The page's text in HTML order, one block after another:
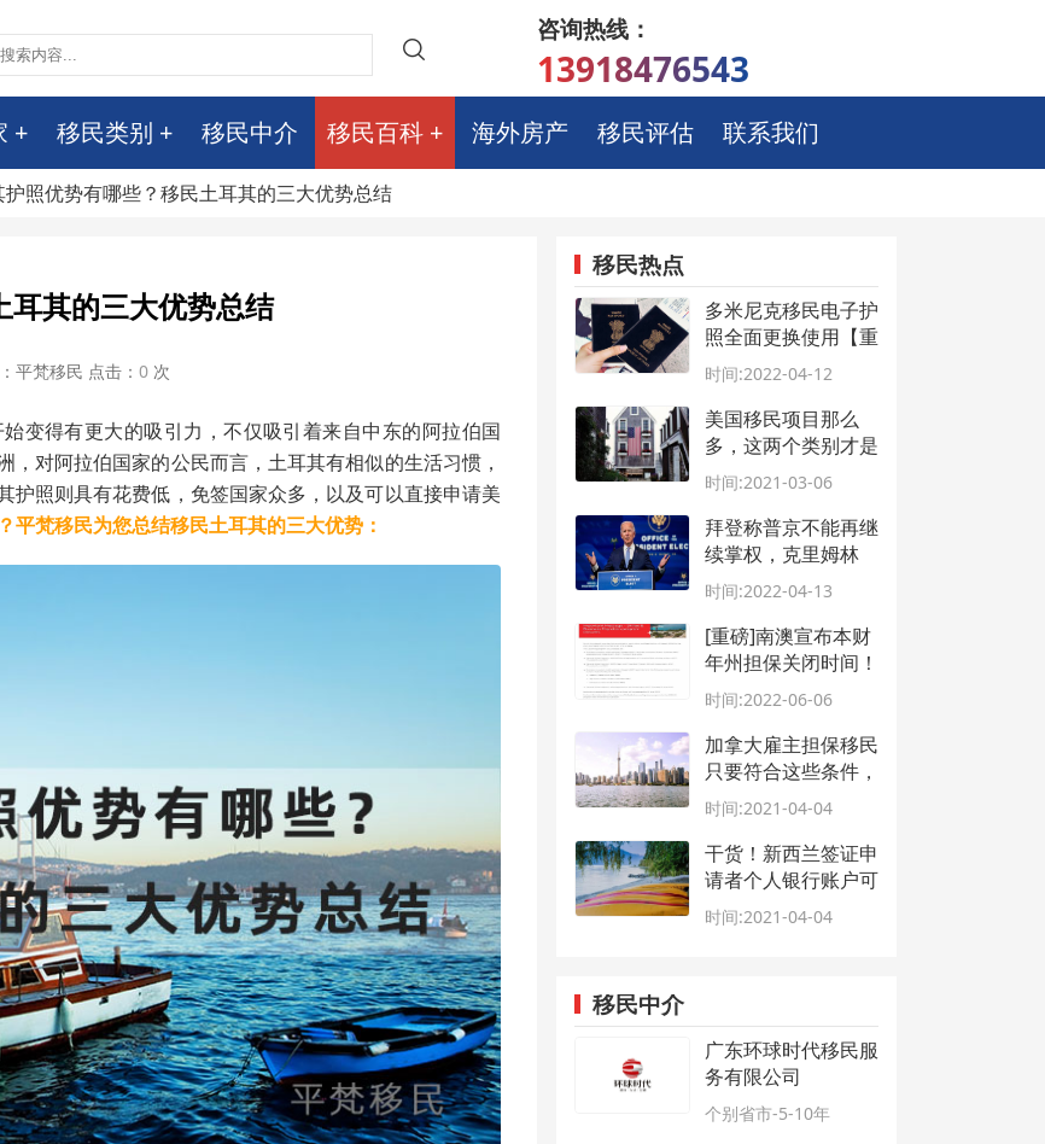
咨询热线：
13918476543
移民类别 移民中介 移民百科 海外房产 移民评估 联系我们
护照优势有哪些？移民土耳其的三大优势总结
耳其的三大优势总结
平梵移民 点击： 0 次
变得有更大的吸引力，不仅吸引着来自中东的阿拉伯国
对阿拉伯国家的公民而言，土耳其有相似的生活习惯，
护照则具有花费低，免签国家众多，以及可以直接申请美
平梵移民为您总结移民土耳其的三大优势：
移民热点
多米尼克移民电子护
照全面更换使用【重
磅】
时间:2022-04-12
美国移民项目那么
多，这两个类别才是
王牌之选！
时间:2021-03-06
拜登称普京不能再继
续掌权，克里姆林
宫：这不是由拜登决
定的
时间:2022-04-13
[重磅]南澳宣布本财
年州担保关闭时间！
时间:2022-06-06
加拿大雇主担保移民
只要符合这些条件，
就稳了！
时间:2021-04-04
干货！新西兰签证申
请者个人银行账户可
能存在的问题
时间:2021-04-04
移民中介
广东环球时代移民服
务有限公司
个别省市-5-10年